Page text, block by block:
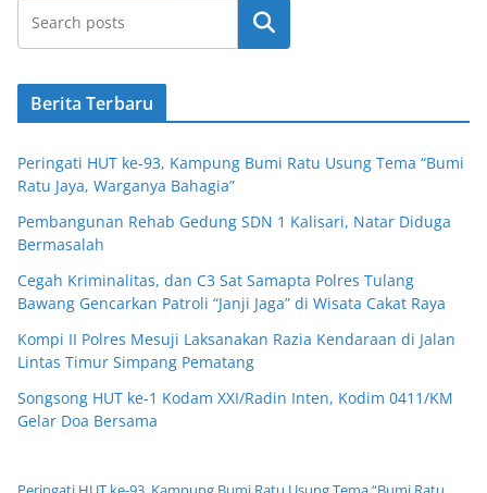
Cari
Berita Terbaru
Peringati HUT ke-93, Kampung Bumi Ratu Usung Tema “Bumi
Ratu Jaya, Warganya Bahagia”
Pembangunan Rehab Gedung SDN 1 Kalisari, Natar Diduga
Bermasalah
Cegah Kriminalitas, dan C3 Sat Samapta Polres Tulang
Bawang Gencarkan Patroli “Janji Jaga” di Wisata Cakat Raya
Kompi II Polres Mesuji Laksanakan Razia Kendaraan di Jalan
Lintas Timur Simpang Pematang
Songsong HUT ke-1 Kodam XXI/Radin Inten, Kodim 0411/KM
Gelar Doa Bersama